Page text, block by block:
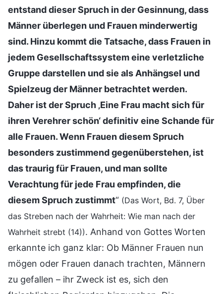
entstand dieser Spruch in der Gesinnung, dass
Männer überlegen und Frauen minderwertig
sind. Hinzu kommt die Tatsache, dass Frauen in
jedem Gesellschaftssystem eine verletzliche
Gruppe darstellen und sie als Anhängsel und
Spielzeug der Männer betrachtet werden.
Daher ist der Spruch ‚Eine Frau macht sich für
ihren Verehrer schön‘ definitiv eine Schande für
alle Frauen. Wenn Frauen diesem Spruch
besonders zustimmend gegenüberstehen, ist
das traurig für Frauen, und man sollte
Verachtung für jede Frau empfinden, die
diesem Spruch zustimmt“ (Das Wort, Bd. 7, Über
das Streben nach der Wahrheit: Wie man nach der
Wahrheit strebt (14)). Anhand von Gottes Worten
erkannte ich ganz klar: Ob Männer Frauen nun
mögen oder Frauen danach trachten, Männern
zu gefallen – ihr Zweck ist es, sich den